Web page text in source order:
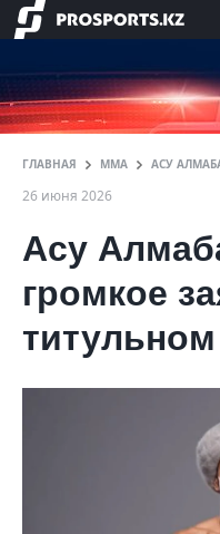
ГЛАВНАЯ ММА АСУ
26 июня 2026
Асу
громкое